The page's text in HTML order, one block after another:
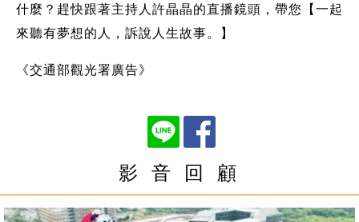
什麼？趕快跟著主持人許晶晶的直播鏡頭，帶您【一起
來聽有夢想的人，訴說人生故事。】
《交通部觀光署廣告》
影 音 回 顧